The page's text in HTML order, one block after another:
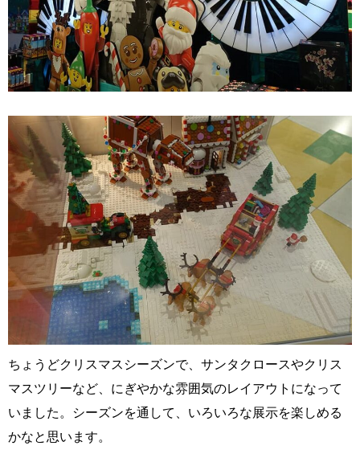
ちょうどクリスマスシーズンで、サンタクロースやクリス
マスツリーなど、にぎやかな雰囲気のレイアウトになって
いました。シーズンを通して、いろいろな展示を楽しめる
かなと思います。